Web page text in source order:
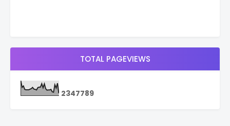
TOTAL PAGEVIEWS
2347789